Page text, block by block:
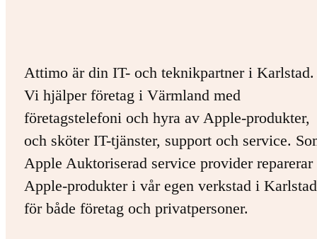
Attimo är din IT- och teknikpartner i Karlstad.
Vi hjälper företag i Värmland med
företagstelefoni och hyra av Apple-produkter,
och sköter IT-tjänster, support och service.
Apple Auktoriserad service provider
Apple-produkter i vår egen verkstad i
för både företag och privatpersoner.